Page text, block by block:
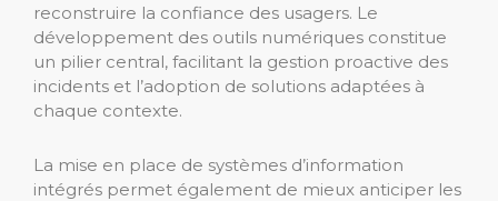
reconstruire la confiance des usagers. Le
développement des outils numériques constitue
un pilier central, facilitant la gestion proactive des
incidents et l’adoption de solutions adaptées à
chaque contexte.
La mise en place de systèmes d’information
intégrés permet également de mieux anticiper les